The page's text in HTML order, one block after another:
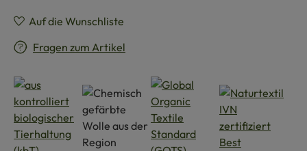
Auf die Wunschliste
Fragen zum Artikel